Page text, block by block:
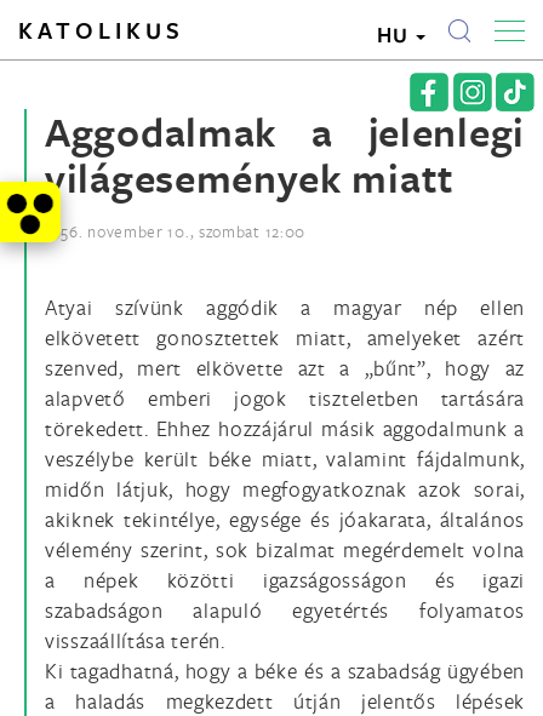
KATOLIKUS HU
Aggodalmak a jelenlegi
világesemények miatt
1956. november 10., szombat 12:00
Atyai szívünk aggódik a magyar nép ellen
elkövetett gonosztettek miatt, amelyeket azért
szenved, mert elkövette azt a „bűnt”, hogy az
alapvető emberi jogok tiszteletben tartására
törekedett. Ehhez hozzájárul másik aggodalmunk a
veszélybe került béke miatt, valamint fájdalmunk,
midőn látjuk, hogy megfogyatkoznak azok sorai,
akiknek tekintélye, egysége és jóakarata, általános
vélemény szerint, sok bizalmat megérdemelt volna
a népek közötti igazságosságon és igazi
szabadságon alapuló egyetértés folyamatos
visszaállítása terén.
Ki tagadhatná, hogy a béke és a szabadság ügyében
a haladás megkezdett útján jelentős lépések